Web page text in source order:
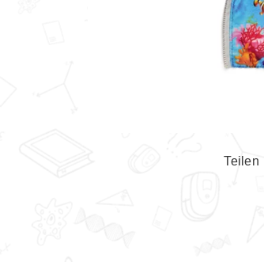
Teilen